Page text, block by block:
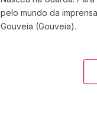
pelo mundo da
Gouveia (Gouveia).